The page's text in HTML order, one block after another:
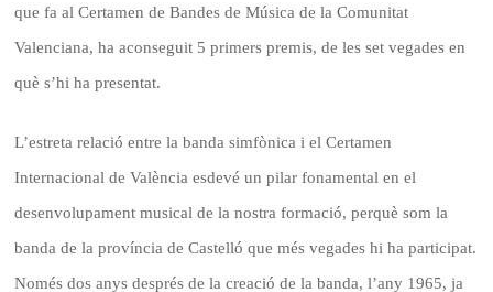
que fa al Certamen de Bandes de Música de la Comunitat
Valenciana, ha aconseguit 5 primers premis, de les set vegades en
què s’hi ha presentat.
L’estreta relació entre la banda simfònica i el Certamen
Internacional de València esdevé un pilar fonamental en el
desenvolupament musical de la nostra formació, perquè som la
banda de la província de Castelló que més vegades hi ha participat.
Només dos anys després de la creació de la banda, l’any 1965, ja